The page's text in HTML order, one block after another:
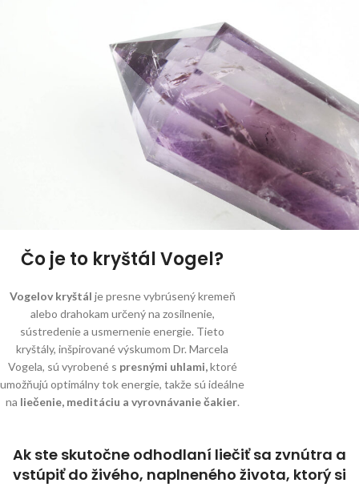
Čo je to kryštál Vogel?
Vogelov kryštál je presne vybrúsený kremeň
alebo drahokam určený na zosilnenie,
sústredenie a usmernenie energie. Tieto
kryštály, inšpirované výskumom Dr. Marcela
Vogela, sú vyrobené s presnými uhlami,ktoré
umožňujú optimálny tok energie, takže sú ideálne
na liečenie, meditáciu a vyrovnávanie čakier.
Ak ste skutočne odhodlaní liečiť sa zvnútra a
vstúpiť do živého, naplneného života, ktorý si